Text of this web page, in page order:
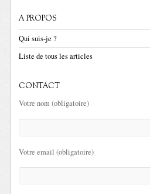
A PROPOS
Qui suis-je ?
Liste de tous les articles
CONTACT
Votre nom (obligatoire)
Votre email (obligatoire)